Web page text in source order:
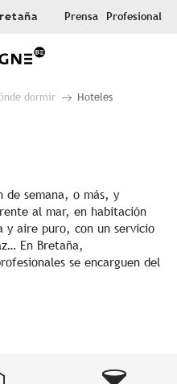
Prensa Profesional
dormir Hoteles
aux favoris
de semana, o más, y
al mar, en habitación
y aire puro, con un servicio
En Bretaña,
se encarguen del